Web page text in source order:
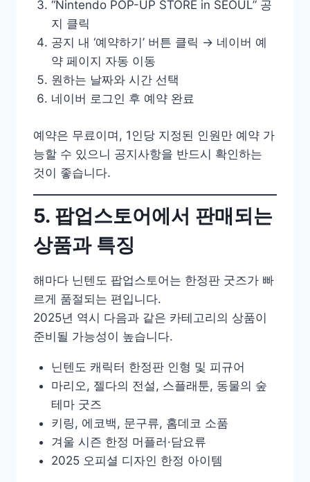
“Nintendo POP-UP STORE in SEOUL” 공
지 클릭
공지 내 ‘예약하기’ 버튼 클릭 → 네이버 예
약 페이지 자동 이동
원하는 날짜와 시간 선택
네이버 로그인 후 예약 완료
예약은 무료이며, 1인당 지정된 인원만 예약 가
능할 수 있으니 공지사항을 반드시 확인하는
것이 좋습니다.
5. 팝업스토어에서 판매되는
상품과 특징
해마다 닌텐도 팝업스토어는 한정판 굿즈가 빠
르게 품절되는 편입니다.
2025년 역시 다음과 같은 카테고리의 상품이
준비될 가능성이 높습니다.
닌텐도 캐릭터 한정판 인형 및 피규어
마리오, 젤다의 전설, 스플래툰, 동물의 숲
테마 굿즈
키링, 에코백, 문구류, 홈데코 소품
겨울 시즌 한정 머플러·담요류
2025 오피셜 디자인 한정 아이템